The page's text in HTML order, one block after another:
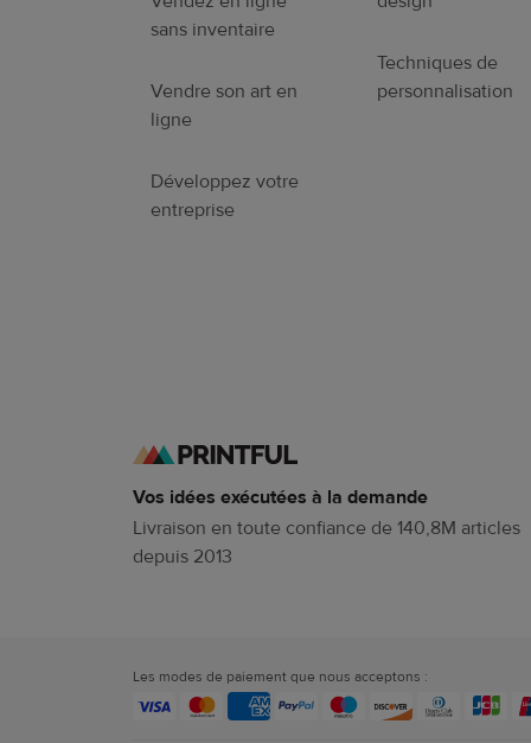
sans inventaire
Vendre son art en
ligne
Développez votre
entreprise
Techniques de
personnalisation
Vos idées exécutées à la demande
Livraison en toute confiance de 140,8M articles
depuis 2013
Les modes de paiement que nous acceptons :